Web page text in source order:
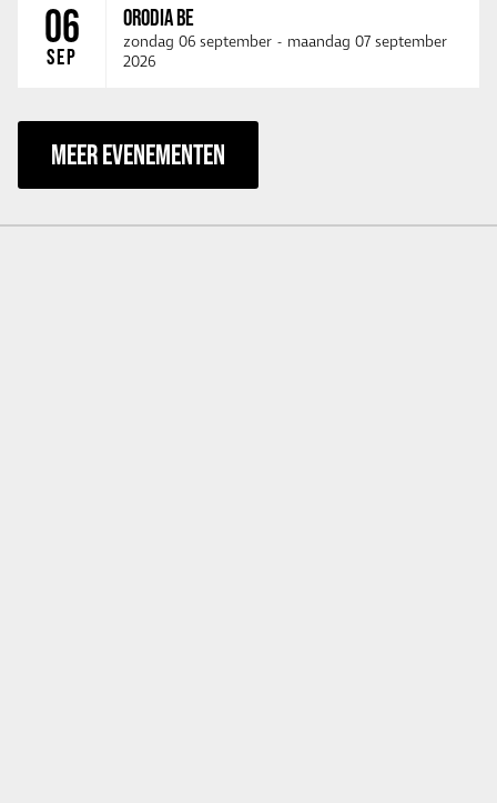
06
SEP
ORODIA BE
zondag 06 september - maandag 07 september
2026
MEER EVENEMENTEN